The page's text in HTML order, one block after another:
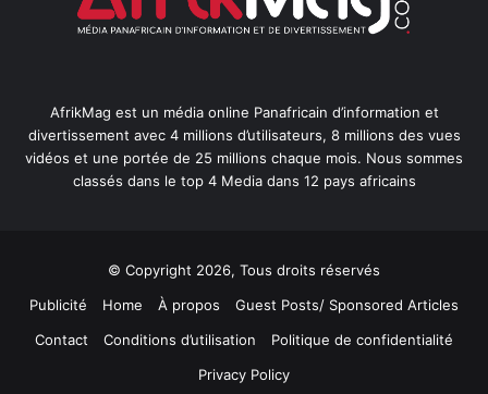
AfrikMag est un média online Panafricain d’information et
divertissement avec 4 millions d’utilisateurs, 8 millions des vues
vidéos et une portée de 25 millions chaque mois. Nous sommes
classés dans le top 4 Media dans 12 pays africains
© Copyright 2026, Tous droits réservés
Publicité
Home À propos
Guest Posts/ Sponsored Articles
Contact
Conditions d’utilisation
Politique de confidentialité
Privacy Policy